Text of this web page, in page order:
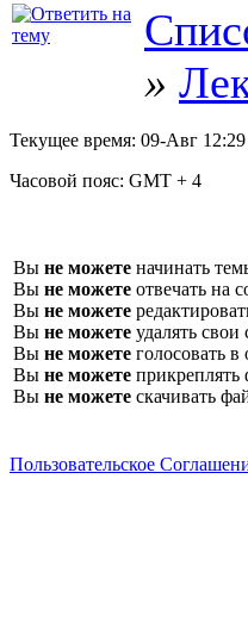
»
Текущее время: 09-Авг 12:29
Часовой пояс: GMT + 4
Вы не можете начинать
Вы не можете отвечать на
Вы не можете
Вы не можете удалять
Вы не можете голосовать в
Вы не можете
Вы не можете скачивать
Пользовательское